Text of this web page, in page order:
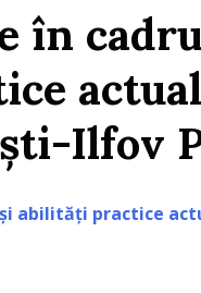
în
Ilfov
abilități practice